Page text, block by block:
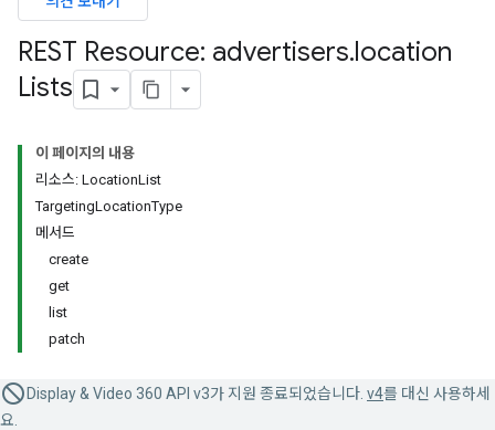
REST Resource: advertisers.location
Lists
이 페이지의 내용
리소스: LocationList
TargetingLocationType
메서드
create
get
list
patch
Display & Video 360 API v3가 지원 종료되었습니다. v4를 대신 사용하세
요.